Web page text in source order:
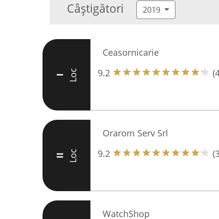
Câștigători 2019
I Loc
Ceasornicarie
9.2
II Loc
Orarom Serv Srl
9.2
WatchShop